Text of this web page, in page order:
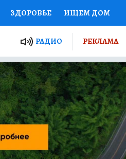
ЗДОРОВЬЕ ИЩЕМ ДОМ
ПРОЕКТЫ РОССИИ
ПУТЕВОДИТЕЛЬ
ТУРИЗМ
ПОТРЕБИТЕЛЯ ВСЕ О КП
РАДИО РЕКЛАМА